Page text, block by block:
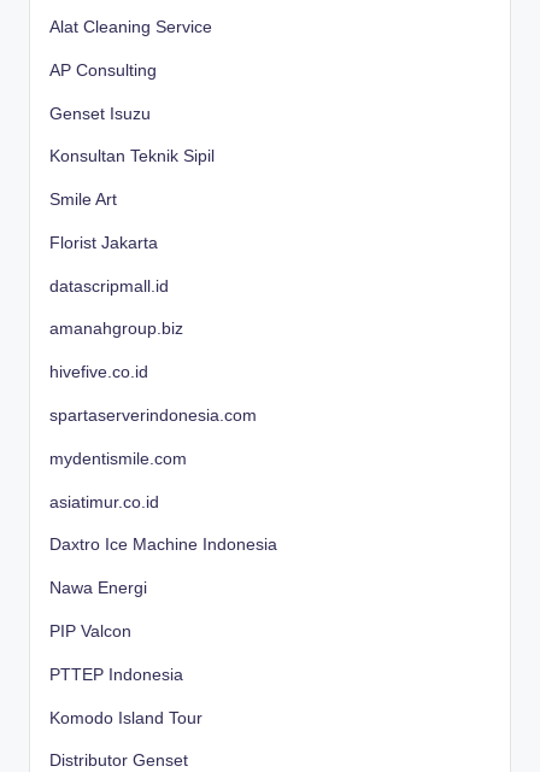
Alat Cleaning Service
AP Consulting
Genset Isuzu
Konsultan Teknik Sipil
Smile Art
Florist Jakarta
datascripmall.id
amanahgroup.biz
hivefive.co.id
spartaserverindonesia.com
mydentismile.com
asiatimur.co.id
Daxtro Ice Machine Indonesia
Nawa Energi
PIP Valcon
PTTEP Indonesia
Komodo Island Tour
Distributor Genset